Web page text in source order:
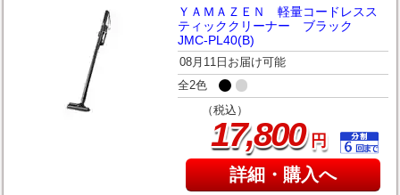
ＹＡＭＡＺＥＮ 軽量コードレスス
ティッククリーナー ブラック
JMC-PL40(B)
08月11日お届け可能
全2色
（税込）
17,800円
詳細・購入へ